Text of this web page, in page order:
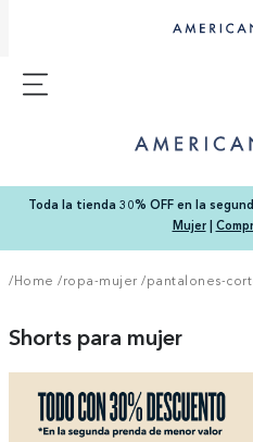
Toda la tienda 30% OFF en la
Mujer|
/Home /ropa-mujer /pantalones-
Shorts para mujer